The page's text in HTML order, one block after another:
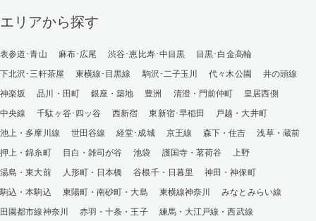
エリアから探す
表参道･青山 麻布･広尾 渋谷･恵比寿･中目黒
目黒･白金高輪
下北沢･三軒茶屋
東横線･目黒線 駒沢･二子玉川 代々木公園
井の頭線
神楽坂
品川・田町 銀座・築地 豊洲 清澄・門前仲町
皇居西側
中央線
千駄ヶ谷･四ッ谷 西新宿 東新宿･早稲田
戸越・大井町
池上・多摩川線
世田谷線 経堂･成城 京王線 森下・住吉
浅草・蔵前
押上・錦糸町
目白・雑司が谷 池袋 護国寺・茗荷谷
上野
湯島・東大前
人形町・日本橋 谷根千・日暮里
神田・神保町
駒込・本駒込
東陽町・南砂町・大島 東横線神奈川
みなとみらい線
田園都市線神奈川
赤羽・十条・王子
練馬・大江戸線・西武線